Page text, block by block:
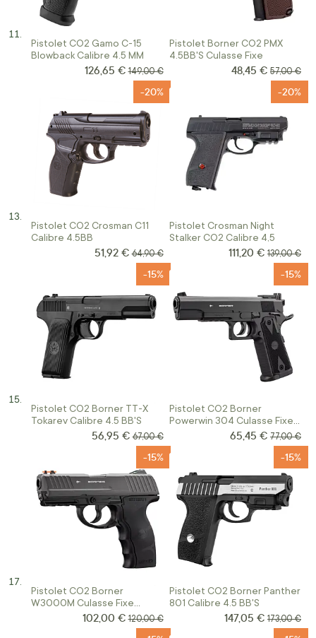
Pistolet CO2 Gamo C-15
Blowback Calibre 4.5 MM
Prix Spécial
126,65 € Prix normal
149,00 €
Pistolet Borner CO2 PMX
4.5BB'S Culasse Fixe
Prix Spécial
48,45 € Prix
57,00 €
Pistolet CO2 Crosman C11
Calibre 4.5BB
-20%
Prix Spécial
51,92 € Prix normal
64,90 €
Pistolet Crosman Night
Stalker CO2 Calibre 4,5
-20%
Prix Spécial
111,20 € Prix normal
139,00 €
Pistolet CO2 Borner TT-X
Tokarev Calibre 4.5 BB'S
-15%
Prix Spécial
56,95 € Prix normal
67,00 €
Pistolet CO2 Borner
Powerwin 304 Culasse Fixe
Calibre 4.5BB'S
-15%
Prix Spécial
65,45 € Prix
77,00 €
Pistolet CO2 Borner
W3000M Culasse Fixe
Calibre 4.5 BB'S
-15%
Prix Spécial
102,00 € Prix normal
120,00 €
Pistolet CO2 Borner Panther
801 Calibre 4.5 BB'S
-15%
Prix Spécial
147,05 € Prix normal
173,00 €